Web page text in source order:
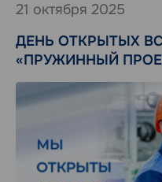
21 октября 2025
ДЕНЬ ОТКРЫТЫХ
«ПРУЖИННЫЙ